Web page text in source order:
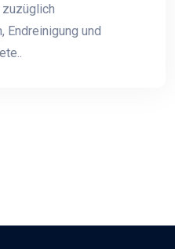
Endreinigung und